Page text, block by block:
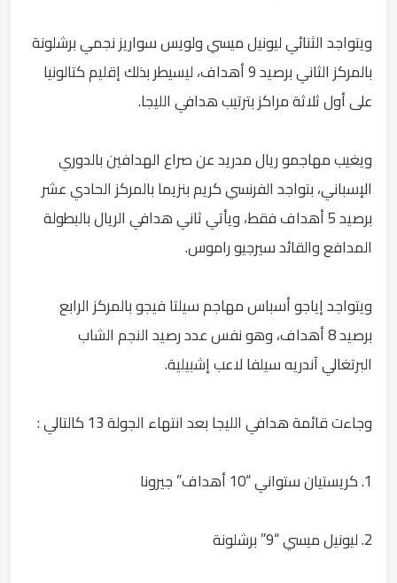
ويتواجد الثنائي ليونيل ميسي ولويس سواريز نجمي برشلونة
بالمركز الثاني برصيد 9 أهداف، ليسيطر بذلك إقليم كتالونيا
على أول ثلاثة مراكز بترتيب هدافي الليجا.
ويغيب مهاجمو ريال مدريد عن صراع الهدافين بالدوري
الإسباني، بتواجد الفرنسي كريم بنزيما بالمركز الحادي عشر
برصيد 5 أهداف فقط، ويأتي ثاني هدافي الريال بالبطولة
المدافع والقائد سيرجيو راموس.
ويتواجد إياجو أسباس مهاجم سيلتا فيجو بالمركز الرابع
برصيد 8 أهداف، وهو نفس عدد رصيد النجم الشاب
البرتغالي آندريه سيلفا لاعب إشبيلية.
وجاءت قائمة هدافي الليجا بعد انتهاء الجولة 13 كالتالي :
1. كريستيان ستواني “10 أهداف” جيرونا
2. ليونيل ميسي “9” برشلونة